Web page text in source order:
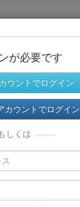
が必要です
ウントでログイン
カウントでログイン
しくは